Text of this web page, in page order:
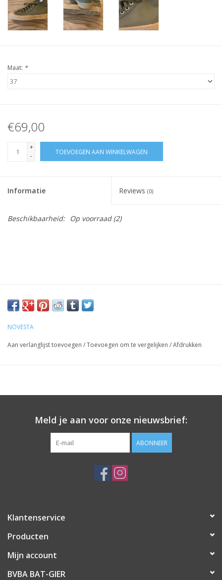
Maat: *
€69,00
+
-
TOEVOEGEN AAN WINKELWAGEN
Informatie Reviews (0)
Beschikbaarheid: Op voorraad(2)
NOVESTA
Aan verlanglijst toevoegen /Toevoegen om te vergelijken /Afdrukken
Meld je aan voor onze nieuwsbrief:
ABONNEER
Klantenservice
Producten
Mijn account
BVBA BAT-GIER